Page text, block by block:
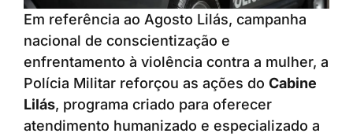
Em referência ao Agosto Lilás, campanha
nacional de conscientização e
enfrentamento à violência contra a mulher, a
Polícia Militar reforçou as ações do Cabine
Lilás, programa criado para oferecer
atendimento humanizado e especializado a